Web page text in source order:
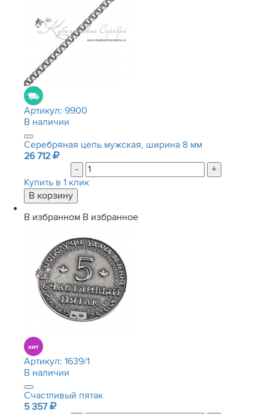
Артикул: 9900
В наличии
Серебряная цепь мужская, ширина 8 мм
26 712
-
+
Купить в 1 клик
В избранном В избранное
Артикул: 1639/1
В наличии
Счастливый пятак
5 357